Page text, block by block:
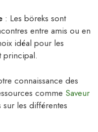
: Les böreks sont
entre amis ou en
idéal pour les
principal.
connaissance des
comme Saveur
les différentes